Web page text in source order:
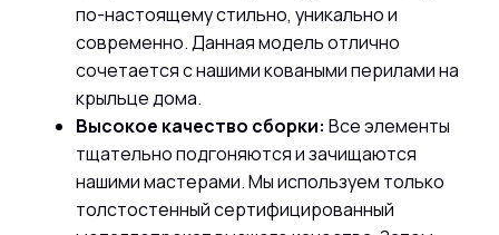
по-настоящему стильно, уникально и
современно. Данная модель отлично
сочетается с нашими коваными периламина
крыльце дома.
Высокое качество сборки: Все элементы
тщательно подгоняются и зачищаются
нашими мастерами. Мы используем только
толстостенный сертифицированный